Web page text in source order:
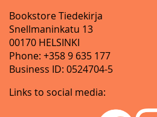
Bookstore Tiedekirja
Snellmaninkatu 13
00170 HELSINKI
Phone: +358 9 635 177
Business ID: 0524704-5
Links to social media: